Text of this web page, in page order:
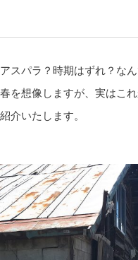
スパラ？時期はずれ？な
を想像しますが、実はこ
介いたします。